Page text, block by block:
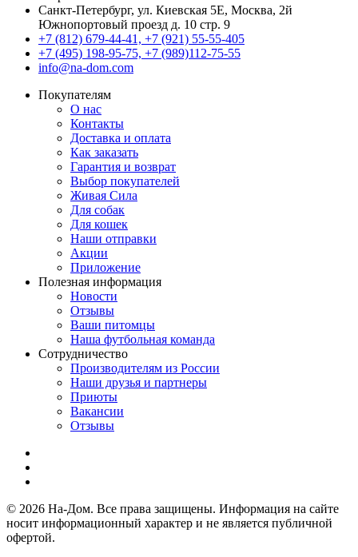
Санкт-Петербург, ул. Киевская 5Е, Москва, 2й
Южнопортовый проезд д. 10 стр. 9
+7 (812) 679-44-41, +7 (921) 55-55-405
+7 (495) 198-95-75, +7 (989)112-75-55
info@na-dom.com
Покупателям
О нас
Контакты
Доставка и оплата
Как заказать
Гарантия и возврат
Выбор покупателей
Живая Сила
Для собак
Для кошек
Наши отправки
Акции
Приложение
Полезная информация
Новости
Отзывы
Ваши питомцы
Наша футбольная команда
Сотрудничество
Производителям из России
Наши друзья и партнеры
Приюты
Вакансии
Отзывы
© 2026 На-Дом. Все права защищены. Информация на сайте
носит информационный характер и не является публичной
офертой.